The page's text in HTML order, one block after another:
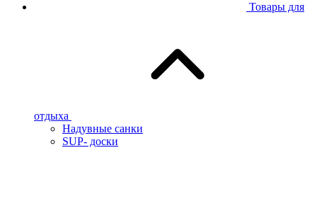
Товары для
отдыха
Надувные санки
SUP- доски